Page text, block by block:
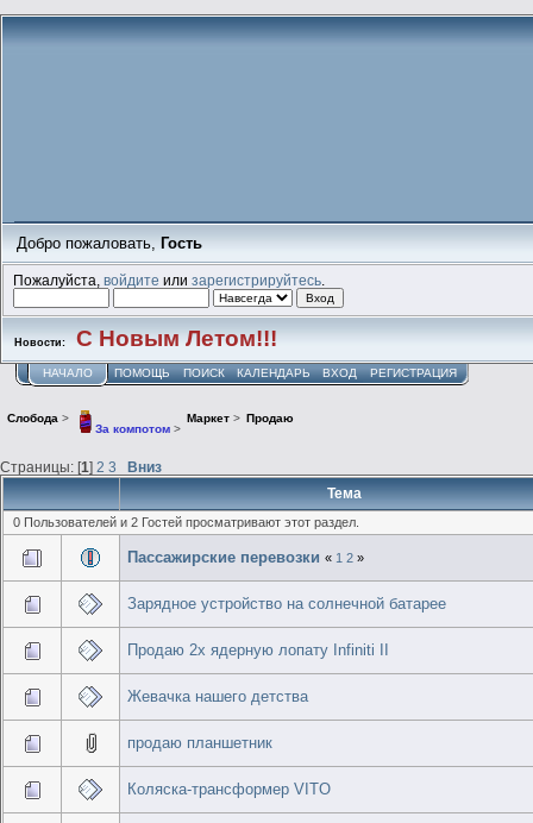
Добро пожаловать, Гость
Пожалуйста,войдите илизарегистрируйтесь
Новости: С Новым Летом!!!
НАЧАЛО ПОМОЩЬ ПОИСК КАЛЕНДАРЬ ВХОД РЕГИСТРАЦИЯ
Слобода >
За компотом>
Маркет> Продаю
Страницы: [1] 2 3
Вниз
Тема
0 Пользователей и 2 Гостей просматривают этот раздел.
Пассажирские перевозки « 1 2 »
Зарядное устройство на солнечной батарее
Продаю 2х ядерную лопату Infiniti II
Жевачка нашего детства
продаю планшетник
Коляска-трансформер VITO